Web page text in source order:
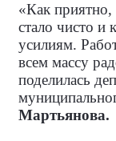
«Как приятно,
стало чисто и
усилиям.
всем массу
поделилась
Мартьянова.